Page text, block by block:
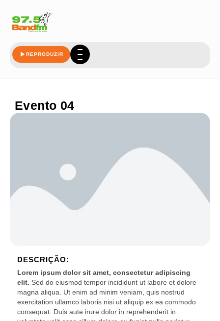
REPRODUZIR
Evento 04
DESCRIÇÃO:
Lorem ipsum dolor sit amet, consectetur adipiscing
elit. Sed do eiusmod tempor incididunt ut labore et dolore
magna aliqua. Ut enim ad minim veniam, quis nostrud
exercitation ullamco laboris nisi ut aliquip ex ea commodo
consequat. Duis aute irure dolor in reprehenderit in